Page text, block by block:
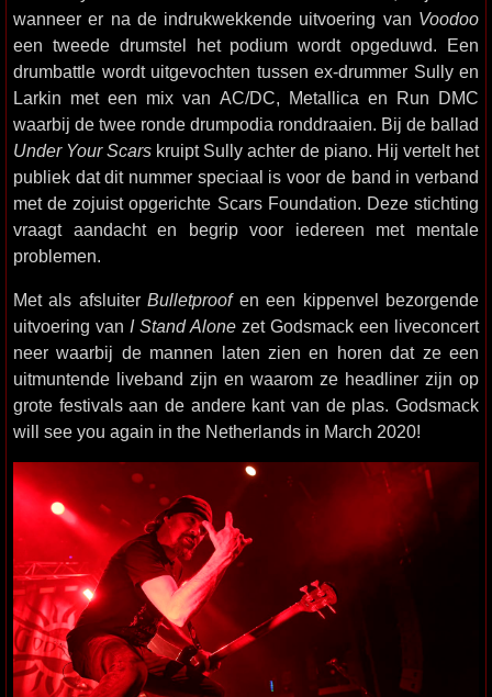
wanneer er na de indrukwekkende uitvoering van Voodoo
een tweede drumstel het podium wordt opgeduwd. Een
drumbattle wordt uitgevochten tussen ex-drummer Sully en
Larkin met een mix van AC/DC, Metallica en Run DMC
waarbij de twee ronde drumpodia ronddraaien. Bij de ballad
Under Your Scars kruipt Sully achter de piano. Hij vertelt het
publiek dat dit nummer speciaal is voor de band in verband
met de zojuist opgerichte Scars Foundation. Deze stichting
vraagt aandacht en begrip voor iedereen met mentale
problemen.
Met als afsluiterBulletproofen een kippenvel bezorgende
uitvoering van I Stand Alone zet Godsmack een liveconcert
neer waarbij de mannen laten zien en horen dat ze een
uitmuntende liveband zijn en waarom ze headliner zijn op
grote festivals aan de andere kant van de plas. Godsmack
will see you again in the Netherlands in March 2020!